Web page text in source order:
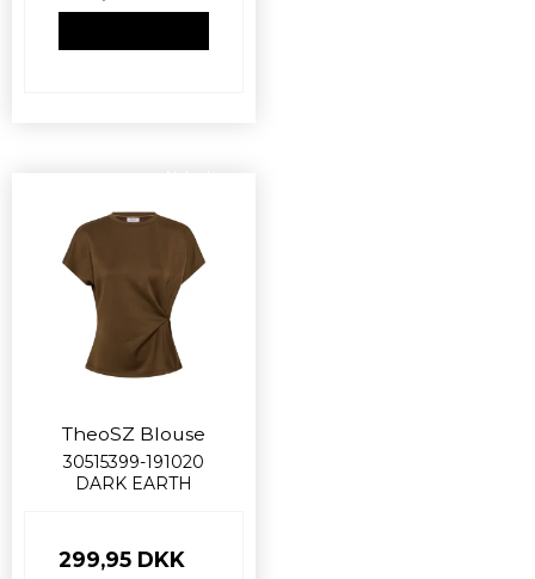
TheoSZ Blouse
30515399-191020
DARK EARTH
299,95 DKK